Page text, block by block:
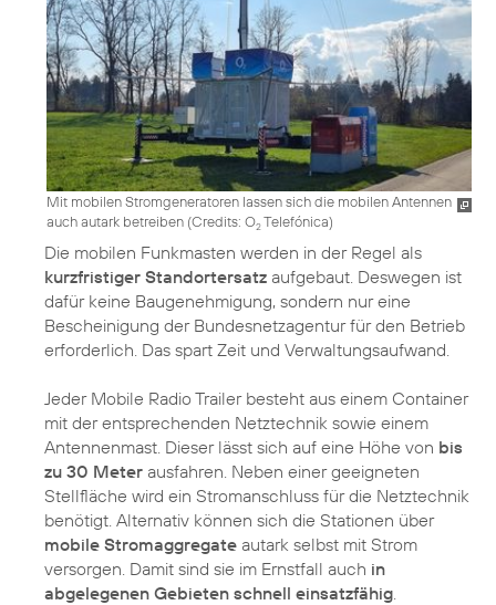
Mit mobilen Stromgeneratoren lassen sich die mobilen Antennen
auch autark betreiben (Credits: O2Telefónica)
Die mobilen Funkmasten werden in der Regel als
kurzfristiger Standortersatz aufgebaut. Deswegen ist
dafür keine Baugenehmigung, sondern nur eine
Bescheinigung der Bundesnetzagentur für den Betrieb
erforderlich. Das spart Zeit und Verwaltungsaufwand.
Jeder Mobile Radio Trailer besteht aus einem Container
mit der entsprechenden Netztechnik sowie einem
Antennenmast. Dieser lässt sich auf eine Höhe von bis
zu 30 Meter ausfahren. Neben einer geeigneten
Stellfläche wird ein Stromanschluss für die Netztechnik
benötigt. Alternativ können sich die Stationen über
mobile Stromaggregate autark selbst mit Strom
versorgen. Damit sind sie im Ernstfall auch in
abgelegenen Gebieten schnell einsatzfähig